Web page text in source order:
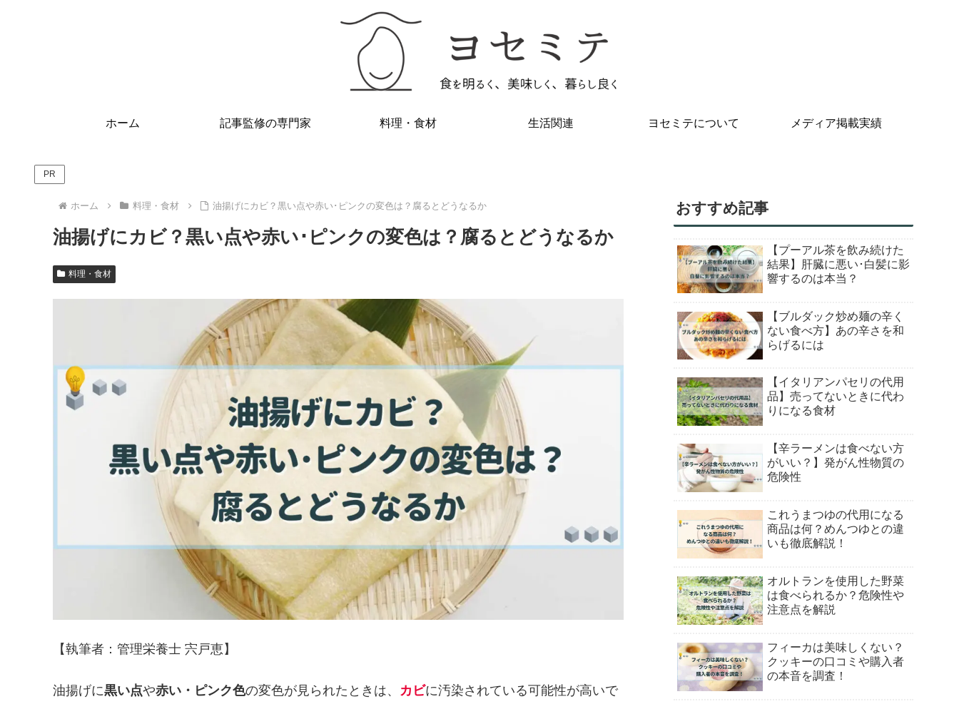
ホーム 記事監修の専門家 料理・食材 生活関連 ヨセミテについて メディア掲載実績
PR
ホーム 料理・食材 油揚げにカビ？黒い点や赤い･ピンクの変色は？腐るとどうなるか
油揚げにカビ？黒い点や赤い･ピンクの変色は？腐るとどうなるか
料理・食材
【執筆者：管理栄養士 宍戸恵】
油揚げに黒い点や赤い・ピンク色の変色が見られたときは、 カビに汚染されている可能性が高いで
おすすめ記事
【プーアル茶を飲み続けた
結果】肝臓に悪い･白髪に影
響するのは本当？
【ブルダック炒め麺の辛く
ない食べ方】あの辛さを和
らげるには
【イタリアンパセリの代用
品】売ってないときに代わ
りになる食材
【辛ラーメンは食べない方
がいい？】発がん性物質の
危険性
これうまつゆの代用になる
商品は何？めんつゆとの違
いも徹底解説！
オルトランを使用した野菜
は食べられるか？危険性や
注意点を解説
フィーカは美味しくない？
クッキーの口コミや購入者
の本音を調査！